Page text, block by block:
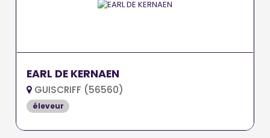
EARL DE KERNAEN
GUISCRIFF (56560)
éleveur